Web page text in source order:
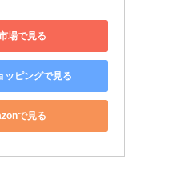
場で見る
ッピングで見る
で見る